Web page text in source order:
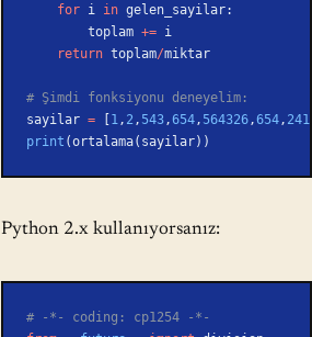
    for
i in gelen_sayilar:
        toplam
+= i
    return
toplam/miktar
# Şimdi fonksiyonu deneyelim:
sayilar = [1, 2, 543,654, 564326,654, 241
print (ortalama(sayilar))
Python 2.x kullanıyorsanız:
# -*- coding: cp1254 -*-